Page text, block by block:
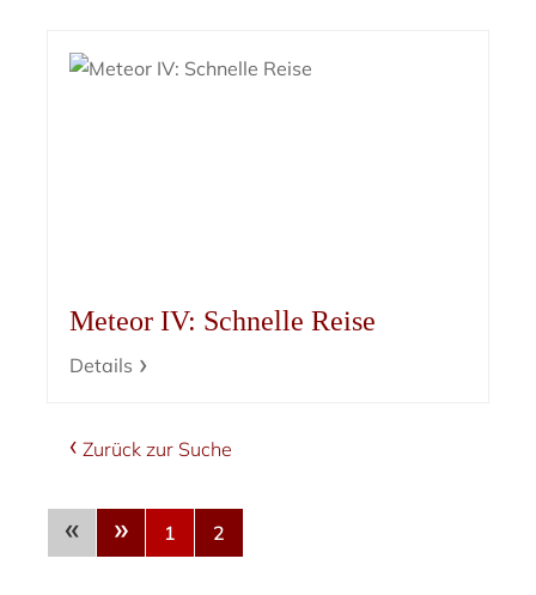
Meteor IV: Schnelle Reise
Details
Zurück zur Suche
« » 1 2